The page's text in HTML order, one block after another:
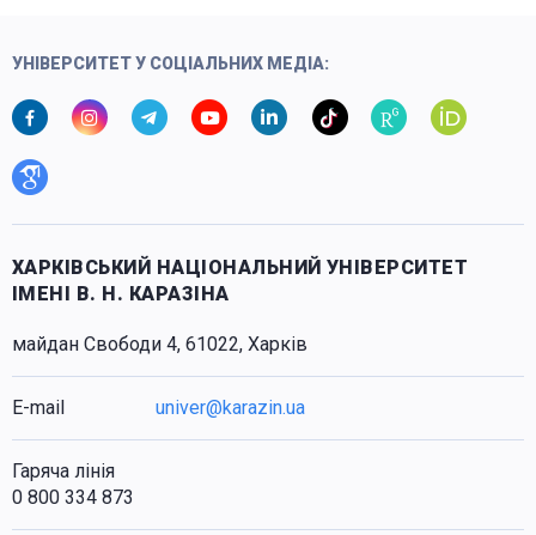
УНІВЕРСИТЕТ У СОЦІАЛЬНИХ МЕДІА:
ХАРКІВСЬКИЙ НАЦІОНАЛЬНИЙ УНІВЕРСИТЕТ
ІМЕНІ В. Н. КАРАЗІНА
майдан Свободи 4, 61022, Харків
E-mail univer@karazin.ua
Гаряча лінія
0 800 334 873